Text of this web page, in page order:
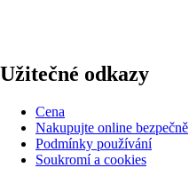
Užitečné odkazy
Cena
Nakupujte online bezpečně
Podmínky používání
Soukromí a cookies